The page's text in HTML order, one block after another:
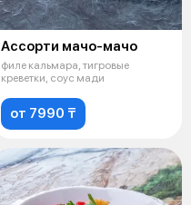
Ассорти мачо-мачо
филе кальмара, тигровые
креветки, соус мади
от 7990 ₸